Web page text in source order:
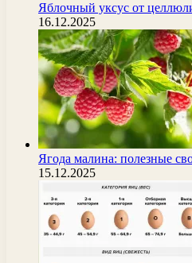
Яблочный уксус от
16.12.2025
Ягода малина: полезные
15.12.2025